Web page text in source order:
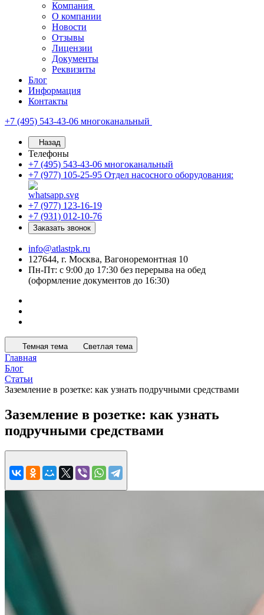
Компания
О компании
Новости
Отзывы
Лицензии
Документы
Реквизиты
Блог
Информация
Контакты
+7 (495) 543-43-06 многоканальный
Назад
Телефоны
+7 (495) 543-43-06 многоканальный
+7 (977) 105-25-95 Отдел насосного оборудования:
+7 (977) 123-16-19
+7 (931) 012-10-76
Заказать звонок
info@atlastpk.ru
127644, г. Москва, Вагоноремонтная 10
Пн-Пт: с 9:00 до 17:30 без перерыва на обед
(оформление документов до 16:30)
Темная тема Светлая тема
Главная
Блог
Статьи
Заземление в розетке: как узнать подручными средствами
Заземление в розетке: как узнать
подручными средствами